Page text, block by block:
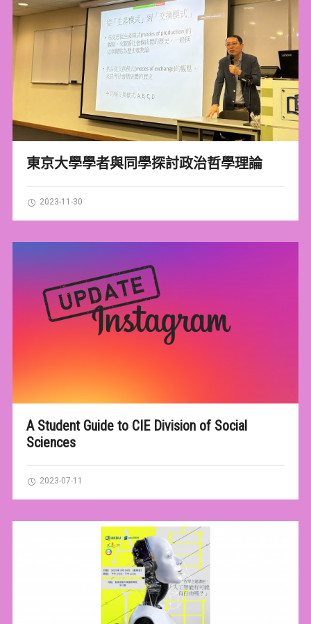
東京大學學者與同學探討政治哲學理論
2023-11-30
A Student Guide to CIE Division of Social
Sciences
2023-07-11